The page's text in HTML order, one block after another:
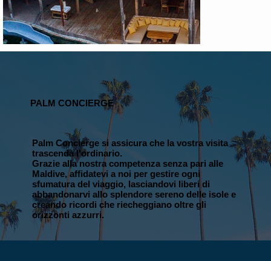
Soneva Fushi
Palm Concierge si assicura che la vostra visita
trascenda l'ordinario.
Grazie alla nostra competenza senza pari alle
Maldive, affidatevi a noi per gestire ogni
sfumatura del viaggio, lasciandovi liberi di
abbandonarvi allo splendore sereno delle isole e
creando ricordi che riecheggiano oltre gli
orizzonti azzurri.
PALM CONCIERGE